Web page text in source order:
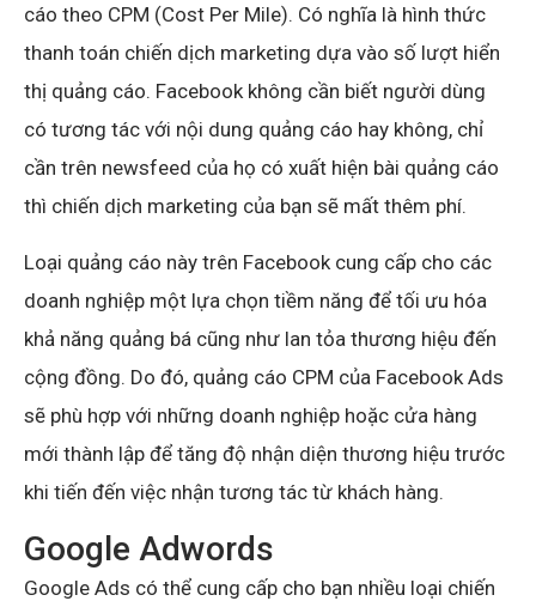
cáo theo CPM (Cost Per Mile). Có nghĩa là hình thức
thanh toán chiến dịch marketing dựa vào số lượt hiển
thị quảng cáo. Facebook không cần biết người dùng
có tương tác với nội dung quảng cáo hay không, chỉ
cần trên newsfeed của họ có xuất hiện bài quảng cáo
thì chiến dịch marketing của bạn sẽ mất thêm phí.
Loại quảng cáo này trên Facebook cung cấp cho các
doanh nghiệp một lựa chọn tiềm năng để tối ưu hóa
khả năng quảng bá cũng như lan tỏa thương hiệu đến
cộng đồng. Do đó, quảng cáo CPM của Facebook Ads
sẽ phù hợp với những doanh nghiệp hoặc cửa hàng
mới thành lập để tăng độ nhận diện thương hiệu trước
khi tiến đến việc nhận tương tác từ khách hàng.
Google Adwords
Google Ads có thể cung cấp cho bạn nhiều loại chiến